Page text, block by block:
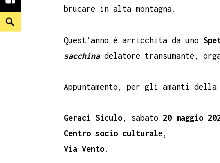
facebook
Search
brucare in alta montagna.
Quest’anno è arricchita da uno
sacchinadelatore transumante,
Appuntamento, per gli amanti
Geraci Siculo, sabato 20 maggio
Centro socio culturale,
Via Vento.